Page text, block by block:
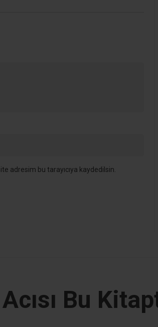
adresim bu tarayıcıya kaydedilsin.
Bu